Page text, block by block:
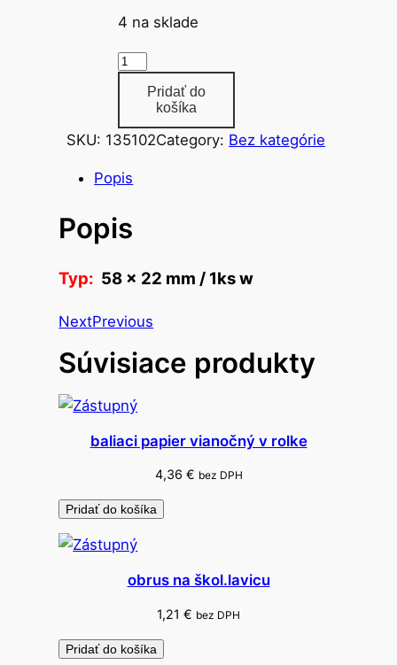
4 na sklade
m
ž
s
t
o
s
i
e
k
č
j
v
é
J
m
o
5
Pridať do
košíka
SKU: 135102Category: Bez kategórie
Popis
Popis
Typ: 58 x 22 mm / 1ks w
NextPrevious
Súvisiace produkty
baliaci papier vianočný v rolke
4,36 € bez DPH
Pridať do košíka
obrus na škol.lavicu
1,21 € bez DPH
Pridať do košíka